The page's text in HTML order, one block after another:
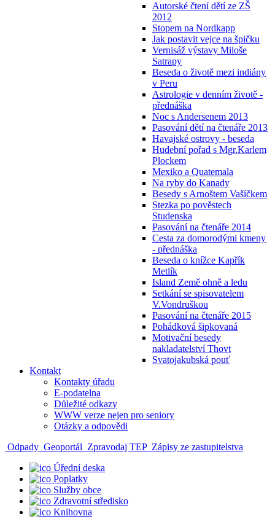
Autorské čtení dětí ze ZŠ
2012
Stopem na Nordkapp
Jak postavit vejce na špičku
Vernisáž výstavy Miloše
Satrapy
Beseda o životě mezi indiány
v Peru
Astrologie v denním životě -
přednáška
Noc s Andersenem 2013
Pasování dětí na čtenáře 2013
Havajské ostrovy - beseda
Hudební pořad s Mgr.Karlem
Plockem
Mexiko a Quatemala
Na ryby do Kanady
Besedy s Arnoštem Vašíčkem
Stezka po pověstech
Studenska
Pasování na čtenáře 2014
Cesta za domorodými kmeny
- přednáška
Beseda o knížce Kapřík
Metlík
Island Země ohně a ledu
Setkání se spisovatelem
V.Vondruškou
Pasování na čtenáře 2015
Pohádková šipkovaná
Motivační besedy
nakladatelství Thovt
Svatojakubská pouť
Kontakt
Kontakty úřadu
E-podatelna
Důležité odkazy
WWW verze nejen pro seniory
Otázky a odpovědi
Odpady Geoportál Zpravodaj TEP Zápisy ze zastupitelstva
Úřední deska
Poplatky
Služby obce
Zdravotní středisko
Knihovna